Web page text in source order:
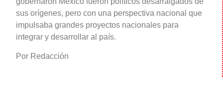
sus orígenes, pero con una perspectiva nacional que
impulsaba grandes proyectos nacionales para
integrar y desarrollar al país.
Por Redacción